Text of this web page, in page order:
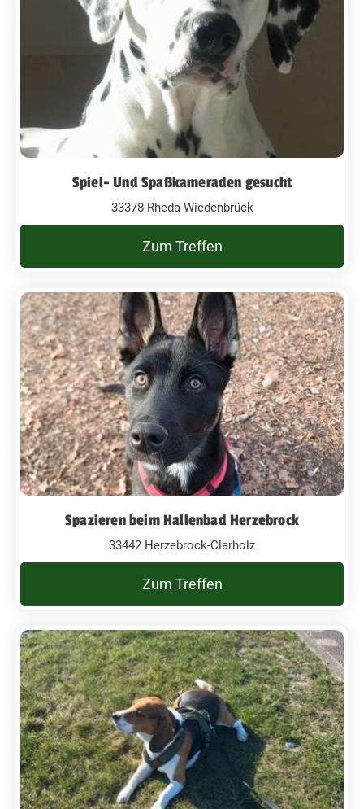
Spiel- Und Spaßkameraden gesucht
33378 Rheda-Wiedenbrück
Zum Treffen
Spazieren beim Hallenbad Herzebrock
33442 Herzebrock-Clarholz
Zum Treffen